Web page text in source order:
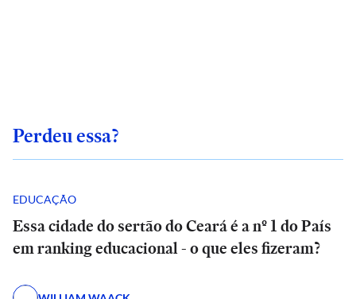
Perdeu essa?
EDUCAÇÃO
Essa cidade do sertão do Ceará é a nº 1 do País
em ranking educacional - o que eles fizeram?